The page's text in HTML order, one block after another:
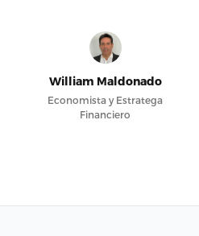
William Maldonado
Economista y Estratega
Financiero